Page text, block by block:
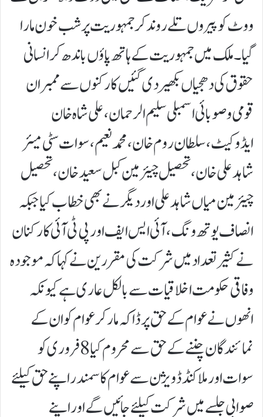
ووٹ کو پیروں تلے روند کر جمہوریت پر شب خون مارا
گیا۔ ملک میں جمہوریت کے ہاتھ پاؤں باندھ کر انسانی
حقوق کی دھجیاں بکھیر دی گئیں کارکنوں سے ممبران
قومی و صوبائی اسمبلی سلیم الرحمان، علی شاہ خان
ایڈوکیٹ، سلطان روم خان، محمد نعیم، سوات سٹی میئر
شاہد علی خان، تحصیل چیئرمین کبل سعید خان، تحصیل
چیئرمین میاں شاہد علی اور دیگر نے بھی خطاب کیا جبکہ
انصاف یوتھ ونگ، آئی ایس ایف اور پی ٹی آئی کارکنان
نے کثیر تعداد میں شرکت کی مقررین نے کہا کہ موجودہ
وفاقی حکومت اخلاقیات سے بالکل عاری ہے کیونکہ
انھوں نے عوام کے حق پر ڈاکہ مار کر عوام کو ان کے
نمائندگان چننے کے حق سے محروم کیا 8 فروری کو
سوات اور ملاکنڈ ڈویژن سے عوام کا سمندر اپنے حق کیلئے
صوابی جلسے میں شرکت کیلئے جائیں گے اور اپنے